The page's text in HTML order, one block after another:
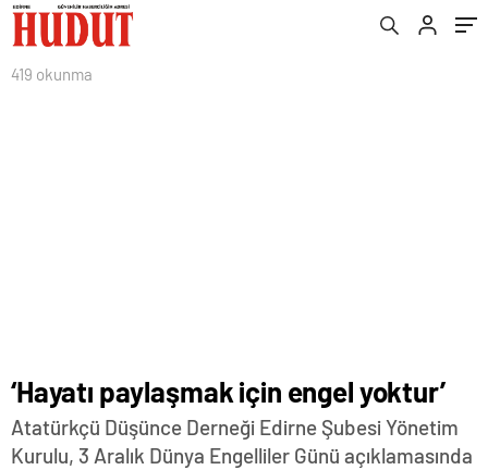
419 okunma
‘Hayatı paylaşmak için engel yoktur’
Atatürkçü Düşünce Derneği Edirne Şubesi Yönetim
Kurulu, 3 Aralık Dünya Engelliler Günü açıklamasında